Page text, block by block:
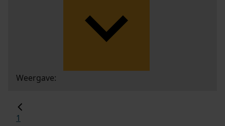
Weergave:
1